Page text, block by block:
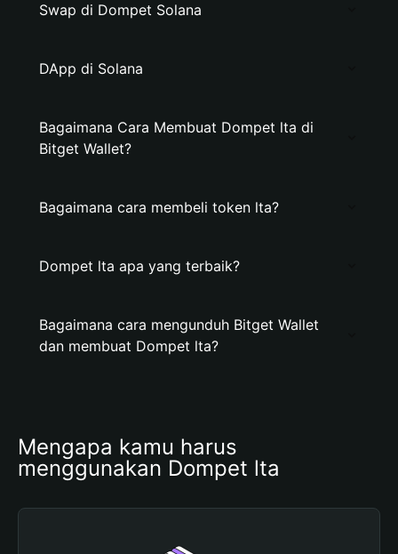
Swap di Dompet Solana
DApp di Solana
Bagaimana Cara Membuat Dompet lta di
Bitget Wallet?
Bagaimana cara membeli token lta?
Dompet lta apa yang terbaik?
Bagaimana cara mengunduh Bitget Wallet
dan membuat Dompet lta?
Mengapa kamu harus
menggunakan Dompet lta